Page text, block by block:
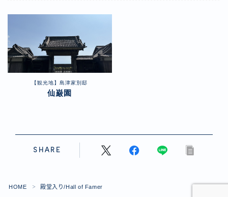
Follow Me
【観光地】島津家別邸
仙巌園
SHARE
HOME ＞ 殿堂入り/Hall of Famer